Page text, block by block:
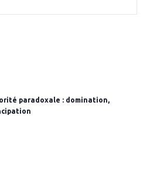
paradoxale : domination,